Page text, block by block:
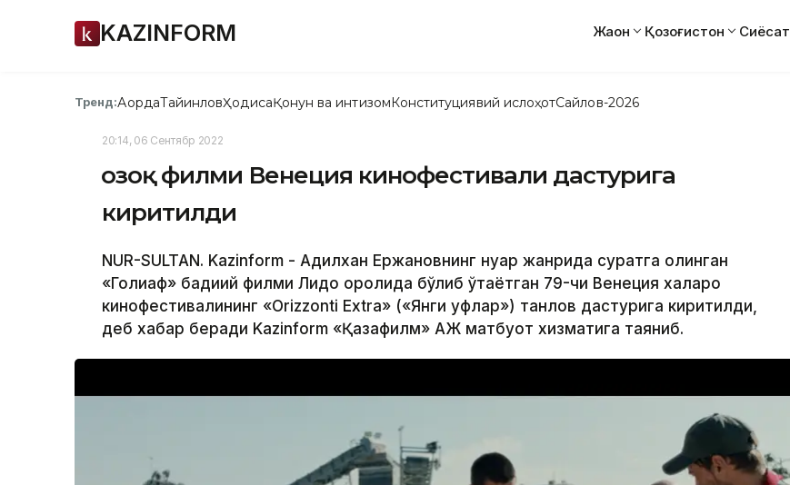
KAZINFORM Жаҳон Қозоғистон Сиёсат
Тренд:АқордаТайинловҲодисаҚонун ва интизомКонституциявий ислоҳотСайлов-2026
20:14, 06 Сентябр 2022
Қозоқ филми Венеция кинофестивали дастурига
киритилди
NUR-SULTAN. Kazinform - Адилхан Ержановнинг нуар жанрида суратга олинган
«Голиаф» бадиий филми Лидо оролида бўлиб ўтаётган 79-чи Венеция халқаро
кинофестивалининг «Orizzonti Extra» («Янги уфқлар») танлов дастурига киритилди,
деб хабар беради Kazinform «Қазақфилм» АЖ матбуот хизматига таяниб.